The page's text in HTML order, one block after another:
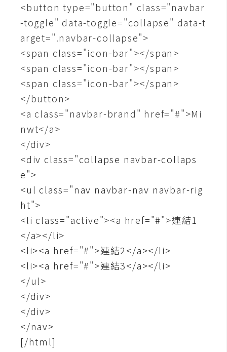
o
m
m
e
c
e
流
物
流
架
設
機
與
網
域
S
E
O
工
具
<button type="button" class="navbar
-toggle" data-toggle="collapse" data-t
arget=".navbar-collapse">
<span class="icon-bar"></span>
<span class="icon-bar"></span>
<span class="icon-bar"></span>
</button>
<a class="navbar-brand" href="#">Mi
nwt</a>
</div>
<div class="collapse navbar-collaps
e">
<ul class="nav navbar-nav navbar-rig
ht">
<li class="active"><a href="#">連結1
</a></li>
<li><a href="#">連結2</a></li>
<li><a href="#">連結3</a></li>
</ul>
</div>
</div>
</nav>
[/html]